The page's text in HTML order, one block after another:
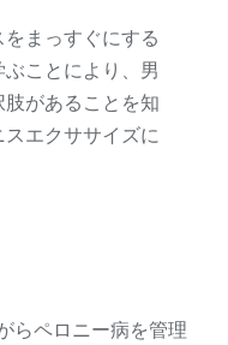
まっすぐにする
ことにより、男
があることを知
エクササイズに
らペロニー病を管理